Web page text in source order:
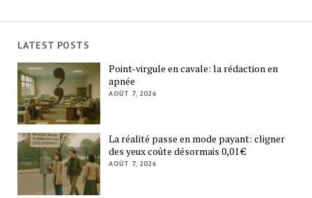
LATEST POSTS
Point-virgule en cavale: la rédaction en
apnée
AOÛT 7, 2026
La réalité passe en mode payant: cligner
des yeux coûte désormais 0,01 €
AOÛT 7, 2026